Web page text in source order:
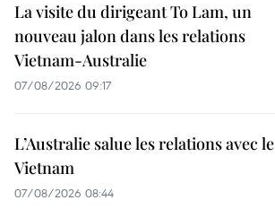
La visite du dirigeant To Lam, un
nouveau jalon dans les relations
Vietnam-Australie
07/08/2026 09:17
L’Australie salue les relations avec le
Vietnam
07/08/2026 08:44